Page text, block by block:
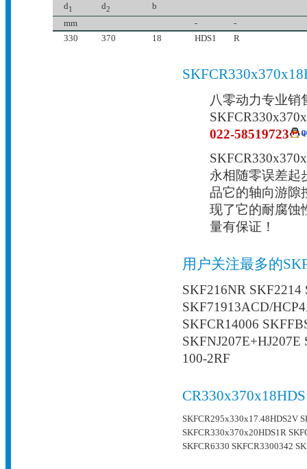
d1 d2
b
mm
-
-
330
370 18 HDS1 R
八零动力专业销
022-58519723
永相随零误差起
品它的轴向游隙
现了它的耐腐蚀
量有保证！
用户关注最多的
SKF216NR
SKF71913ACD/
SKFCR14006
100-2RF
SKFCR295x330x17.48HDS2V
SKFCR330x370x20HDS1R
SKFCR6330 SKFCR3300342